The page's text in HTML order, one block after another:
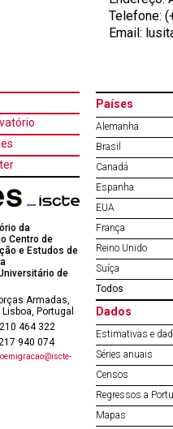
Telefone:
Email:
da
Centro de
e Estudos de
de
Armadas,
Portugal
464 322
940 074
Países
Alemanha
Brasil
Canadá
Espanha
EUA
França
Reino Unido
Suíça
Todos
Dados
Estimativas e
Séries anuais
Censos
Regressos a
Mapas